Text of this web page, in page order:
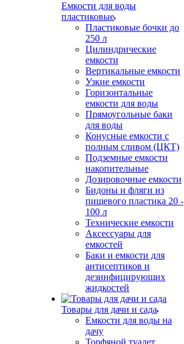
Емкости для воды
пластиковые
Пластиковые бочки до
250 л
Цилиндрические
емкости
Вертикальные емкости
Узкие емкости
Горизонтальные
емкости для воды
Прямоугольные баки
для воды
Конусные емкости с
полным сливом (ЦКТ)
Подземные емкости
накопительные
Дозировочные емкости
Бидоны и фляги из
пищевого пластика 20 -
100 л
Технические емкости
Аксессуары для
емкостей
Баки и емкости для
антисептиков и
дезинфицирующих
жидкостей
Товары для дачи и сада
Емкости для воды на
дачу
Торфяной туалет